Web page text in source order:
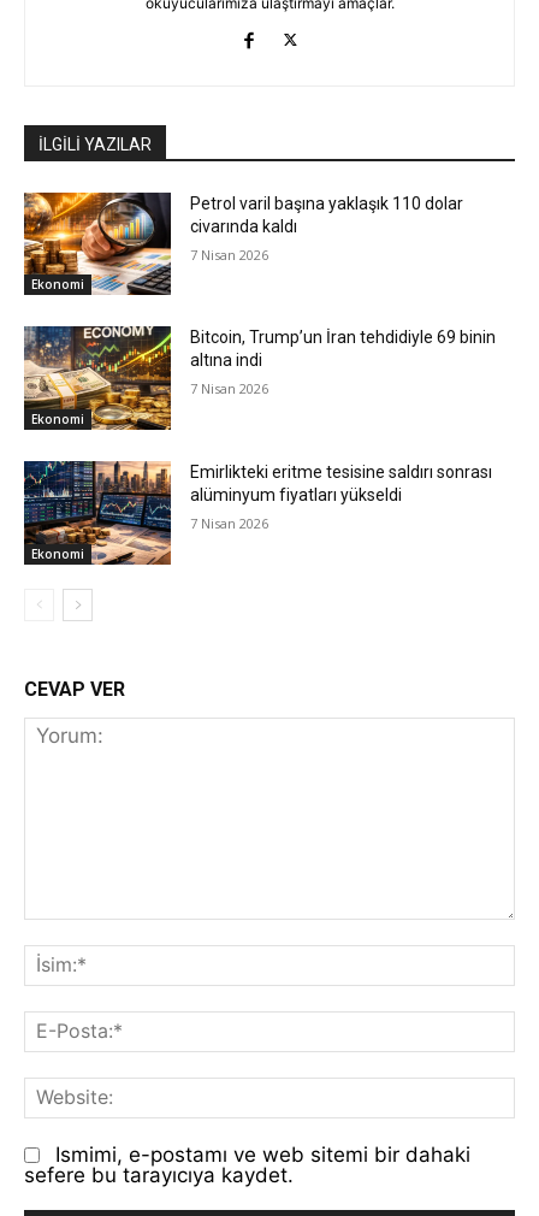
İLGİLİ YAZILAR
Ekonomi
Petrol varil başına yaklaşık 110 dolar
civarında kaldı
7 Nisan 2026
Ekonomi
Bitcoin, Trump’un İran tehdidiyle 69 binin
altına indi
7 Nisan 2026
Ekonomi
Emirlikteki eritme tesisine saldırı sonrası
alüminyum fiyatları yükseldi
7 Nisan 2026
CEVAP VER
Yorum:
E-
Ismimi, e-postamı ve web sitemi bir dahaki
sefere bu tarayıcıya kaydet.